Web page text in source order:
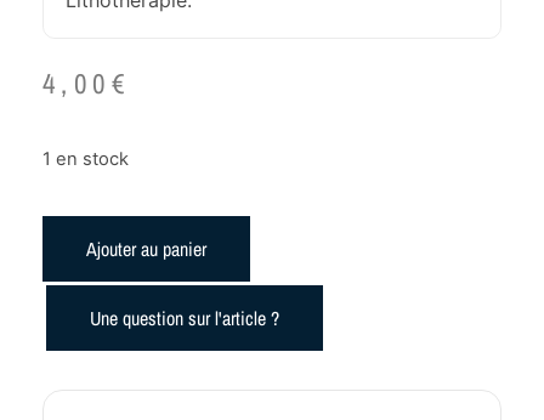
4,00€
1 en stock
Ajouter au panier
Une question sur l'article ?